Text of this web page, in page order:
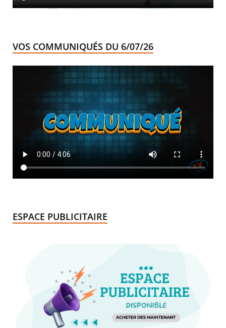
VOS COMMUNIQUÉS DU 6/07/26
ESPACE PUBLICITAIRE